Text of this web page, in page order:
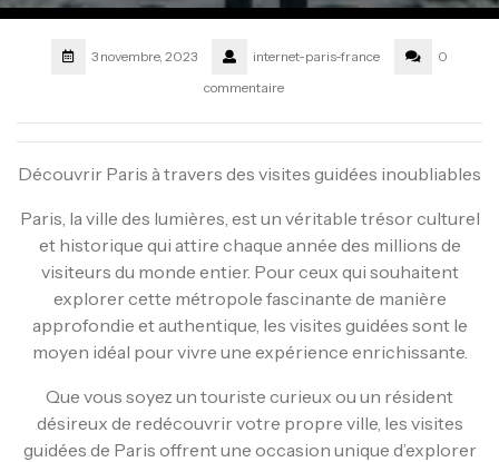
3 novembre, 2023 internet-paris-france
0
commentaire
Découvrir Paris à travers des visites guidées inoubliables
Paris, la ville des lumières, est un véritable trésor culturel
et historique qui attire chaque année des millions de
visiteurs du monde entier. Pour ceux qui souhaitent
explorer cette métropole fascinante de manière
approfondie et authentique, les visites guidées sont le
moyen idéal pour vivre une expérience enrichissante.
Que vous soyez un touriste curieux ou un résident
désireux de redécouvrir votre propre ville, les visites
guidées de Paris offrent une occasion unique d’explorer